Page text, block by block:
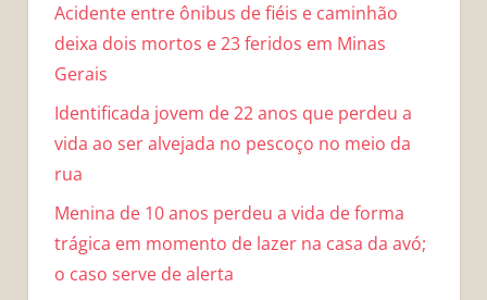
Acidente entre ônibus de fiéis e caminhão
deixa dois mortos e 23 feridos em Minas
Gerais
Identificada jovem de 22 anos que perdeu a
vida ao ser alvejada no pescoço no meio da
rua
Menina de 10 anos perdeu a vida de forma
trágica em momento de lazer na casa da avó;
o caso serve de alerta